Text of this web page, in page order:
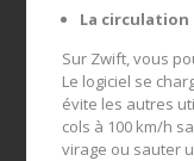
La
Sur Zwift, vous
Le logiciel se
évite les autres
cols à 100 km/h
virage ou sauter